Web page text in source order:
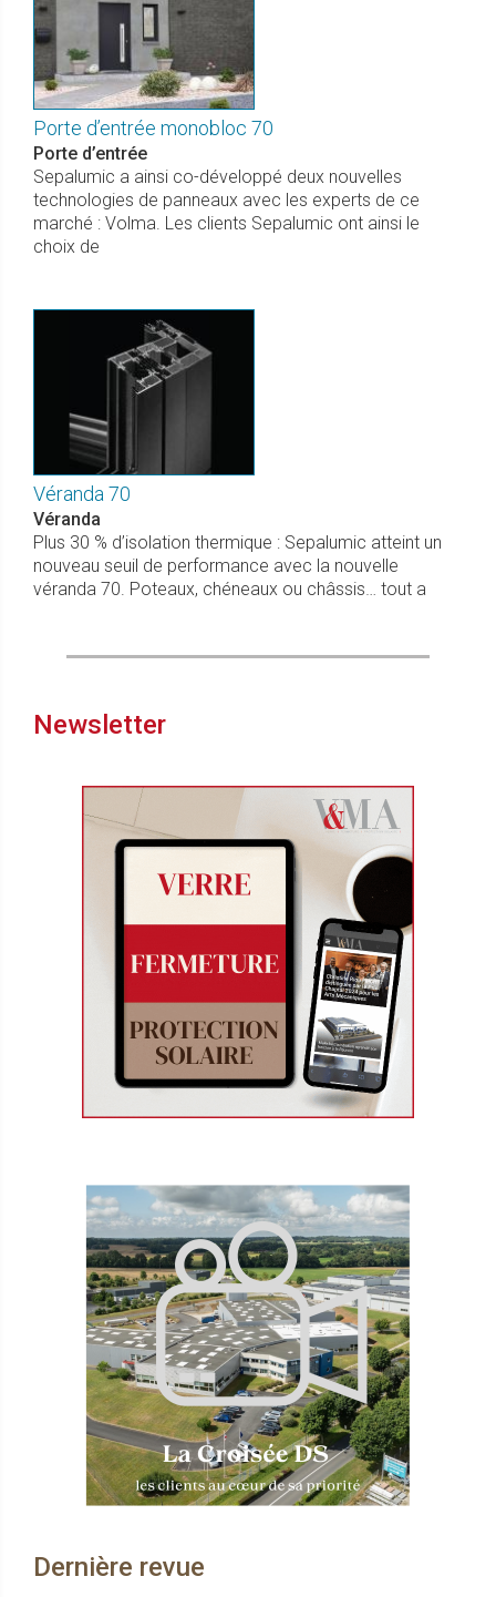
Porte d’entrée monobloc 70
Porte d’entrée
Sepalumic a ainsi co-développé deux nouvelles
technologies de panneaux avec les experts de ce
marché : Volma. Les clients Sepalumic ont ainsi le
choix de
Véranda 70
Véranda
Plus 30 % d’isolation thermique : Sepalumic atteint un
nouveau seuil de performance avec la nouvelle
véranda 70. Poteaux, chéneaux ou châssis… tout a
Newsletter
Dernière revue